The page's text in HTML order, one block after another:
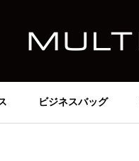
ビジネスバッグ